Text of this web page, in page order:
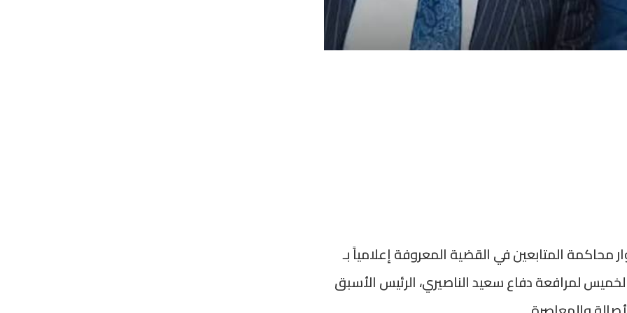
محاكمة المتابعين في القضية المعروفة إعلامياً بـ
لمرافعة دفاع سعيد الناصيري، الرئيس الأسبق